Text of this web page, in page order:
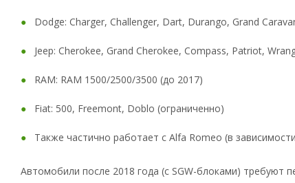
Dodge: Charger, Challenger, Dart, Durango, Grand
Jeep: Cherokee, Grand Cherokee, Compass, Patriot,
RAM: RAM 1500/2500/3500 (до 2017)
Fiat: 500, Freemont, Doblo (ограниченно)
Также частично работает с Alfa Romeo (в
Автомобили после 2018 года (с SGW-блоками) требуют